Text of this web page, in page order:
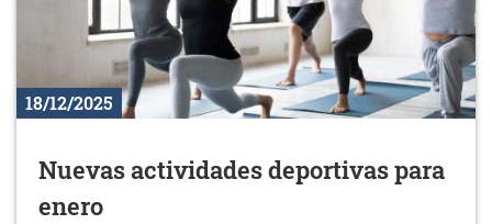
18/12/2025
Nuevas actividades deportivas para
enero